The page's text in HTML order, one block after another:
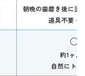
朝晩の歯磨き後に塗
道具不要・
◯
約1ヶ月
自然にトー